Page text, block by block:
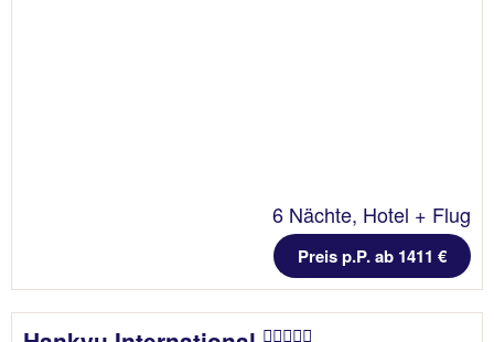
6 Nächte, Hotel + Flug
Preis p.P. ab 1411 €